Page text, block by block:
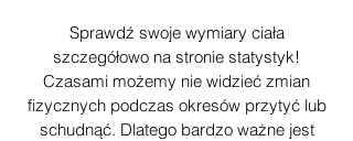
Sprawdź swoje wymiary ciała
szczegółowo na stronie statystyk!
Czasami możemy nie widzieć zmian
fizycznych podczas okresów przytyć lub
schudnąć. Dlatego bardzo ważne jest